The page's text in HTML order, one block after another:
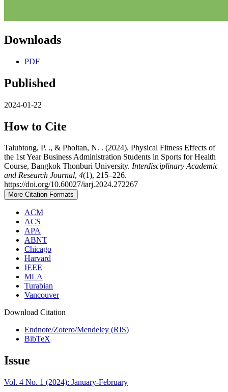
Downloads
PDF
Published
2024-01-22
How to Cite
Talubtong, P. ., & Pholtan, N. . (2024). Physical Fitness Effects of
the 1st Year Business Administration Students in Sports for Health
Course, Bangkok Thonburi University. Interdisciplinary Academic
and Research Journal, 4(1), 215–226.
https://doi.org/10.60027/iarj.2024.272267
More Citation Formats
ACM
ACS
APA
ABNT
Chicago
Harvard
IEEE
MLA
Turabian
Vancouver
Download Citation
Endnote/Zotero/Mendeley (RIS)
BibTeX
Issue
Vol. 4 No. 1 (2024): January-February